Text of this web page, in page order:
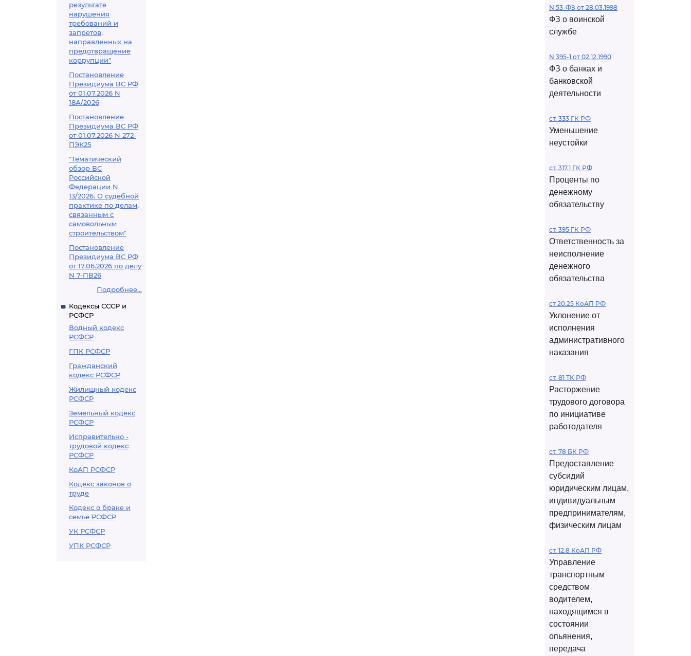
результате
нарушения
требований и
запретов,
направленных на
предотвращение
коррупции"
Постановление
Президиума ВС РФ
от 01.07.2026 N
18А/2026
Постановление
Президиума ВС РФ
от 01.07.2026 N 272-
ПЭК25
"Тематический
обзор ВС
Российской
Федерации N
13/2026. О судебной
практике по делам,
связанным с
самовольным
строительством"
Постановление
Президиума ВС РФ
от 17.06.2026 по делу
N 7-ПВ26
Подробнее...
Кодексы СССР и
РСФСР
Водный кодекс
РСФСР
ГПК РСФСР
Гражданский
кодекс РСФСР
Жилищный кодекс
РСФСР
Земельный кодекс
РСФСР
Исправительно -
трудовой кодекс
РСФСР
КоАП РСФСР
Кодекс законов о
труде
Кодекс о браке и
семье РСФСР
УК РСФСР
УПК РСФСР
N 53-ФЗ от 28.03.1998
ФЗ о воинской
службе
N 395-1 от 02.12.1990
ФЗ о банках и
банковской
деятельности
ст. 333 ГК РФ
Уменьшение
неустойки
ст. 317.1 ГК РФ
Проценты по
денежному
обязательству
ст. 395 ГК РФ
Ответственность за
неисполнение
денежного
обязательства
ст 20.25 КоАП РФ
Уклонение от
исполнения
административного
наказания
ст. 81 ТК РФ
Расторжение
трудового договора
по инициативе
работодателя
ст. 78 БК РФ
Предоставление
субсидий
юридическим лицам,
индивидуальным
предпринимателям,
физическим лицам
ст. 12.8 КоАП РФ
Управление
транспортным
средством
водителем,
находящимся в
состоянии
опьянения,
передача